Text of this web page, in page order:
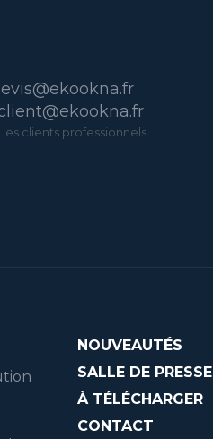
clients professionnels
NOUVEAUTÉS
SALLE DE PRESSE
À TÉLÉCHARGER
CONTACT